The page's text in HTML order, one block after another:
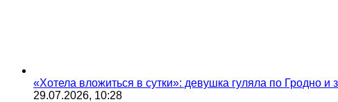
«Хотела вложиться в сутки»: девушка гуляла по Гродно
29.07.2026, 10:28